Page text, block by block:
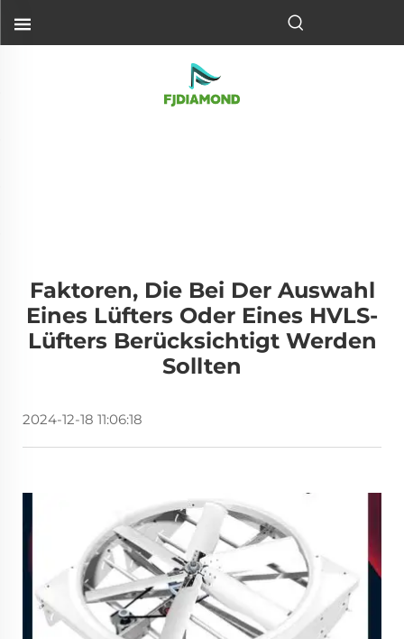
Faktoren, Die Bei Der Auswahl
Eines Lüfters Oder Eines HVLS-
Lüfters Berücksichtigt Werden
Sollten
2024-12-18 11:06:18